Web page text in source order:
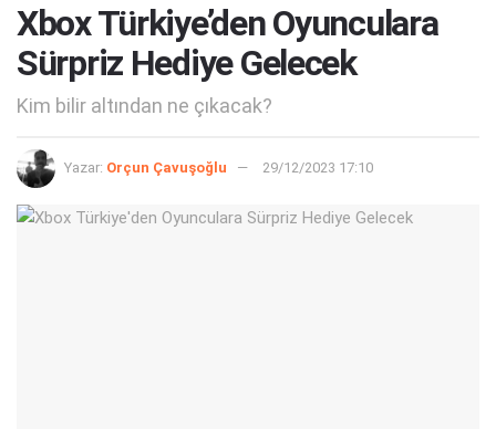
Xbox Türkiye’den Oyunculara
Sürpriz Hediye Gelecek
Kim bilir altından ne çıkacak?
Yazar: Orçun Çavuşoğlu 29/12/2023 17:10